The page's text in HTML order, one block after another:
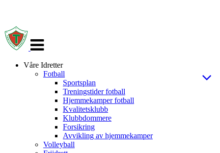
navigasjon
Våre Idretter
Fotball
Sportsplan
Treningstider fotball
Hjemmekamper fotball
Kvalitetsklubb
Klubbdommere
Forsikring
Avvikling av hjemmekamper
Volleyball